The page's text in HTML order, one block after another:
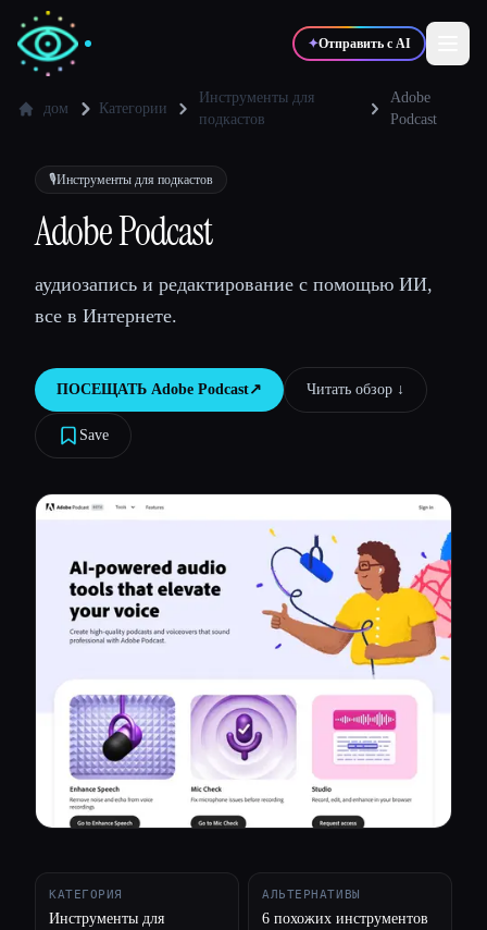
✦Отправить с AI
💻 Разработчики
🎓 Студенты
Блог
О нас
дом Категории
Инструменты для
подкастов
Adobe
Podcast
🎙️Инструменты для подкастов
Adobe Podcast
аудиозапись и редактирование с помощью ИИ,
все в Интернете.
ПОСЕЩАТЬ Adobe Podcast↗︎ Читать обзор ↓︎
Save
КАТЕГОРИЯ
Инструменты для
АЛЬТЕРНАТИВЫ
6 похожих инструментов